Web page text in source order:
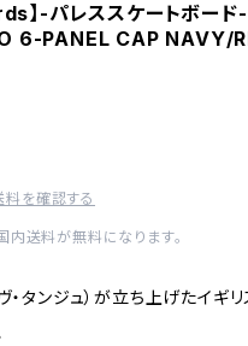
】-パレススケートボード-
6-PANEL CAP NAVY/
料を確認する
送料が無料になります。
タンジュ）が立ち上げたイギリ